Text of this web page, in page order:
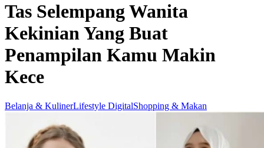
Tas Selempang Wanita
Kekinian Yang Buat
Penampilan Kamu Makin
Kece
Belanja & KulinerLifestyle DigitalShopping & Makan